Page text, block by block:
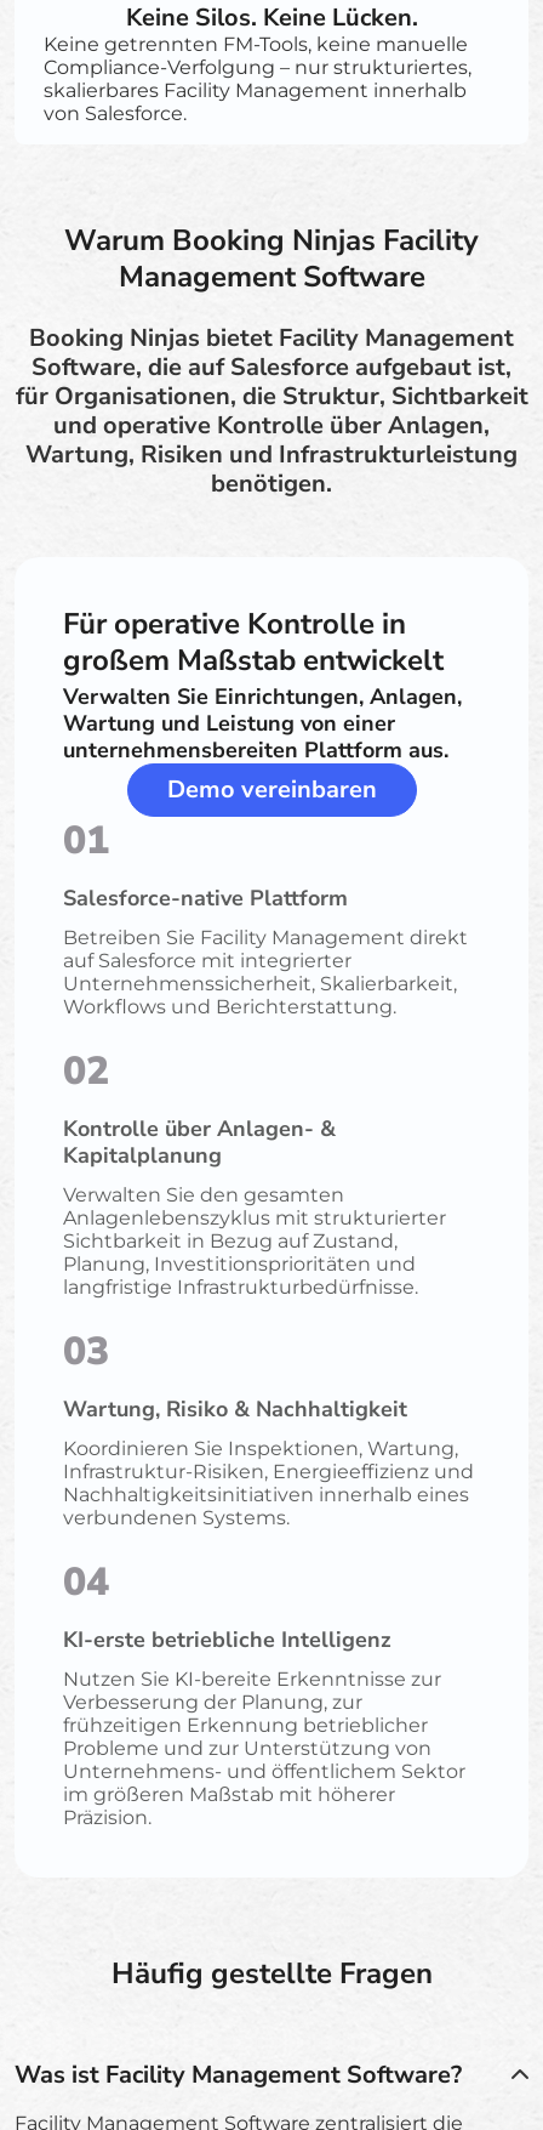
Keine Silos. Keine Lücken.
Keine getrennten FM-Tools, keine manuelle
Compliance-Verfolgung – nur strukturiertes,
skalierbares Facility Management innerhalb
von Salesforce.
Warum Booking Ninjas Facility
Management Software
Booking Ninjas bietet Facility Management
Software, die auf Salesforce aufgebaut ist,
für Organisationen, die Struktur, Sichtbarkeit
und operative Kontrolle über Anlagen,
Wartung, Risiken und Infrastrukturleistung
benötigen.
Für operative Kontrolle in
großem Maßstab entwickelt
Verwalten Sie Einrichtungen, Anlagen,
Wartung und Leistung von einer
unternehmensbereiten Plattform aus.
Demo vereinbaren
01
Salesforce-native Plattform
Betreiben Sie Facility Management direkt
auf Salesforce mit integrierter
Unternehmenssicherheit, Skalierbarkeit,
Workflows und Berichterstattung.
02
Kontrolle über Anlagen- &
Kapitalplanung
Verwalten Sie den gesamten
Anlagenlebenszyklus mit strukturierter
Sichtbarkeit in Bezug auf Zustand,
Planung, Investitionsprioritäten und
langfristige Infrastrukturbedürfnisse.
03
Wartung, Risiko & Nachhaltigkeit
Koordinieren Sie Inspektionen, Wartung,
Infrastruktur-Risiken, Energieeffizienz und
Nachhaltigkeitsinitiativen innerhalb eines
verbundenen Systems.
04
KI-erste betriebliche Intelligenz
Nutzen Sie KI-bereite Erkenntnisse zur
Verbesserung der Planung, zur
frühzeitigen Erkennung betrieblicher
Probleme und zur Unterstützung von
Unternehmens- und öffentlichem Sektor
im größeren Maßstab mit höherer
Präzision.
Häufig gestellte Fragen
Was ist Facility Management Software?
Facility Management Software zentralisiert die